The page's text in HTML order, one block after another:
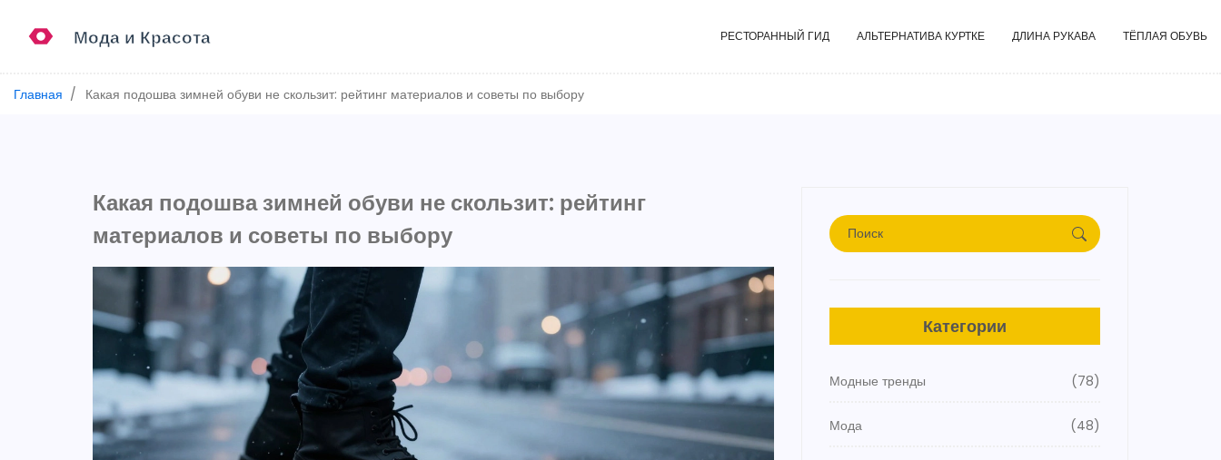
РЕСТОРАННЫЙ ГИД АЛЬТЕРНАТИВА КУРТКЕ ДЛИНА РУКАВА ТЁПЛАЯ ОБУВЬ
Главная Какая подошва зимней обуви не скользит: рейтинг материалов и советы по выбору
Какая подошва зимней обуви не скользит: рейтинг
материалов и советы по выбору
Категории
Модные тренды (78)
Мода (48)